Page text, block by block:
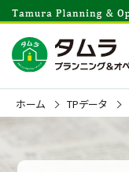
ホーム TPデータ